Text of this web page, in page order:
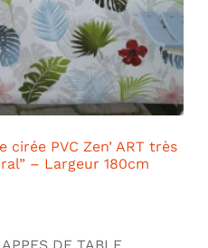
PVC Zen’ ART très
– Largeur 180cm